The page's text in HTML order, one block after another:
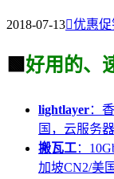
2018-07-13优惠促
🟩 好用的、
lightlayer：
国，云服务
搬瓦工：
加坡CN2/美